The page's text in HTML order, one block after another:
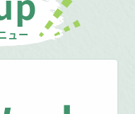
ュー